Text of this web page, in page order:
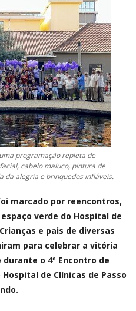
programação repleta de
cabelo maluco, pintura de
da alegria e brinquedos infláveis.
marcado por reencontros,
verde do Hospital de
e pais de diversas
para celebrar a vitória
o 4º Encontro de
de Clínicas de Passo